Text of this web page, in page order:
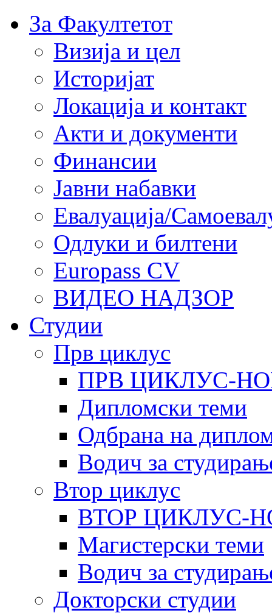
За Факултетот
Визија и цел
Историјат
Локација и контакт
Акти и документи
Финансии
Јавни набавки
Евалуација/
Одлуки и билтени
Europass CV
ВИДЕО НАДЗОР
Студии
Прв циклус
ПРВ ЦИКЛУС-
Дипломски теми
Одбрана на
Водич за
Втор циклус
ВТОР ЦИКЛУС-
Магистерски теми
Водич за
Докторски студии